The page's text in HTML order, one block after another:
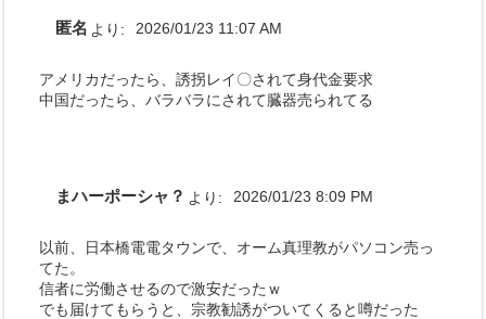
匿名 より: 2026/01/23 11:07 AM
アメリカだったら、誘拐レイ〇されて身代金要求
中国だったら、バラバラにされて臓器売られてる
まハーポーシャ？ より: 2026/01/23 8:09 PM
以前、日本橋電電タウンで、オーム真理教がパソコン売っ
てた。
信者に労働させるので激安だったｗ
でも届けてもらうと、宗教勧誘がついてくると噂だった